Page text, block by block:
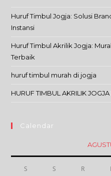
Huruf Timbul Jogja: Solusi
Instansi
Huruf Timbul Akrilik Jogja:
Terbaik
huruf timbul murah di jogja
HURUF TIMBUL AKRILIK
Calendar
S S R